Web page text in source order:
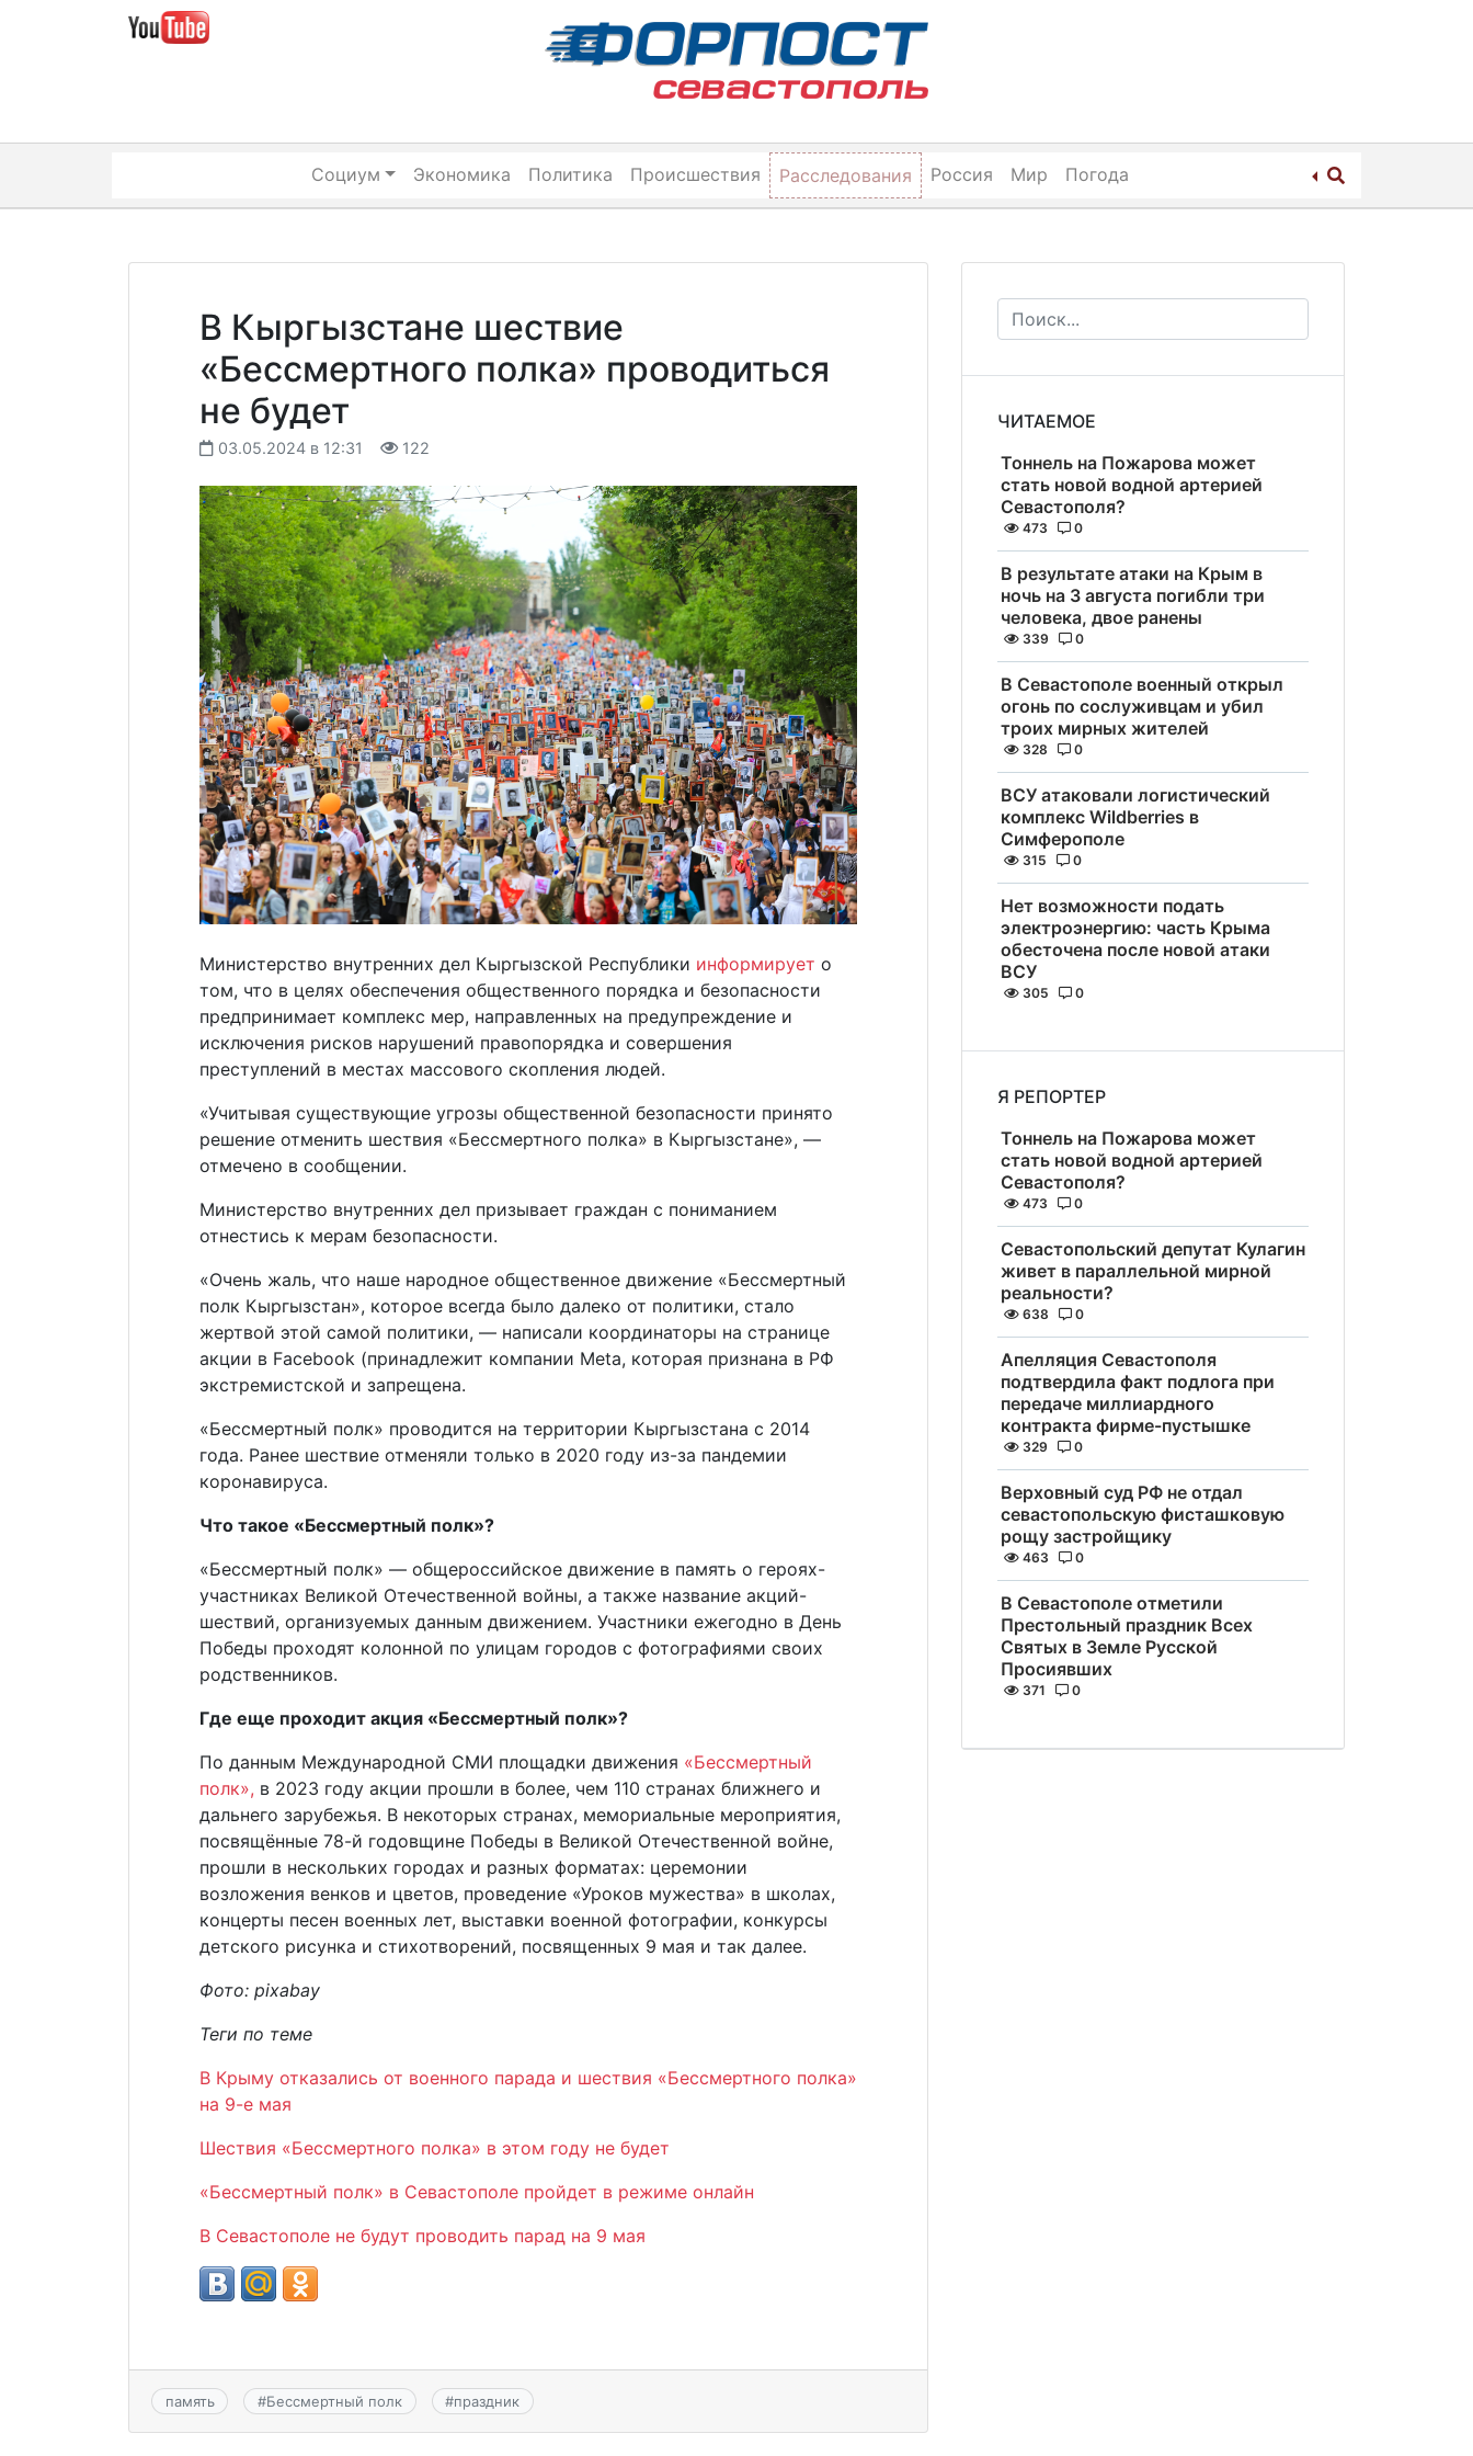
Социум Экономика Политика Происшествия Расследования Россия Мир Погода
В Кыргызстане шествие
«Бессмертного полка» проводиться
не будет
03.05.2024 в 12:31 122
Министерство внутренних дел Кыргызской Республики информирует о
том, что в целях обеспечения общественного порядка и безопасности
предпринимает комплекс мер, направленных на предупреждение и
исключения рисков нарушений правопорядка и совершения
преступлений в местах массового скопления людей.
«Учитывая существующие угрозы общественной безопасности принято
решение отменить шествия «Бессмертного полка» в Кыргызстане», —
отмечено в сообщении.
Министерство внутренних дел призывает граждан с пониманием
отнестись к мерам безопасности.
«Очень жаль, что наше народное общественное движение «Бессмертный
полк Кыргызстан», которое всегда было далеко от политики, стало
жертвой этой самой политики, — написали координаторы на странице
акции в Facebook (принадлежит компании Meta, которая признана в РФ
экстремистской и запрещена.
«Бессмертный полк» проводится на территории Кыргызстана с 2014
года. Ранее шествие отменяли только в 2020 году из-за пандемии
коронавируса.
Что такое «Бессмертный полк»?
«Бессмертный полк» — общероссийское движение в память о героях-
участниках Великой Отечественной войны, а также название акций-
шествий, организуемых данным движением. Участники ежегодно в День
Победы проходят колонной по улицам городов с фотографиями своих
родственников.
Где еще проходит акция «Бессмертный полк»?
По данным Международной СМИ площадки движения «Бессмертный
полк», в 2023 году акции прошли в более, чем 110 странах ближнего и
дальнего зарубежья. В некоторых странах, мемориальные мероприятия,
посвящённые 78-й годовщине Победы в Великой Отечественной войне,
прошли в нескольких городах и разных форматах: церемонии
возложения венков и цветов, проведение «Уроков мужества» в школах,
концерты песен военных лет, выставки военной фотографии, конкурсы
детского рисунка и стихотворений, посвященных 9 мая и так далее.
Фото: pixabay
Теги по теме
В Крыму отказались от военного парада и шествия «Бессмертного полка»
на 9-е мая
Шествия «Бессмертного полка» в этом году не будет
«Бессмертный полк» в Севастополе пройдет в режиме онлайн
В Севастополе не будут проводить парад на 9 мая
память #Бессмертный полк #праздник
ЧИТАЕМОЕ
Тоннель на Пожарова может
стать новой водной артерией
Севастополя?
473 0
В результате атаки на Крым в
ночь на 3 августа погибли три
человека, двое ранены
339 0
В Севастополе военный открыл
огонь по сослуживцам и убил
троих мирных жителей
328 0
ВСУ атаковали логистический
комплекс Wildberries в
Симферополе
315 0
Нет возможности подать
электроэнергию: часть Крыма
обесточена после новой атаки
ВСУ
305 0
Я РЕПОРТЕР
Тоннель на Пожарова может
стать новой водной артерией
Севастополя?
473 0
Севастопольский депутат Кулагин
живет в параллельной мирной
реальности?
638 0
Апелляция Севастополя
подтвердила факт подлога при
передаче миллиардного
контракта фирме-пустышке
329 0
Верховный суд РФ не отдал
севастопольскую фисташковую
рощу застройщику
463 0
В Севастополе отметили
Престольный праздник Всех
Святых в Земле Русской
Просиявших
371 0